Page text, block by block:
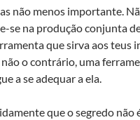
não menos importante.
se na produção conjunta
que sirva aos teus
não o contrário, uma
a se adequar a ela.
que o segredo não